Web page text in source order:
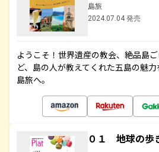
島旅
2024.07.04 発売
ようこそ！世界遺産の教会、絶品島
ど、島の人が教えてくれた五島の魅力
島旅へ。
０１ 地球の